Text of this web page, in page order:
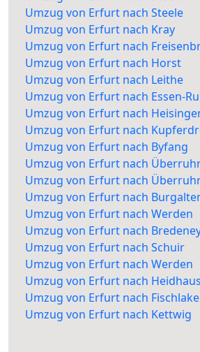
Umzug von Erfurt nach Steele
Umzug von Erfurt nach Kray
Umzug von Erfurt nach
Umzug von Erfurt nach Horst
Umzug von Erfurt nach Leithe
Umzug von Erfurt nach Essen-
Umzug von Erfurt nach
Umzug von Erfurt nach
Umzug von Erfurt nach Byfang
Umzug von Erfurt nach
Umzug von Erfurt nach
Umzug von Erfurt nach
Umzug von Erfurt nach Werden
Umzug von Erfurt nach
Umzug von Erfurt nach Schuir
Umzug von Erfurt nach Werden
Umzug von Erfurt nach
Umzug von Erfurt nach
Umzug von Erfurt nach Kettwig